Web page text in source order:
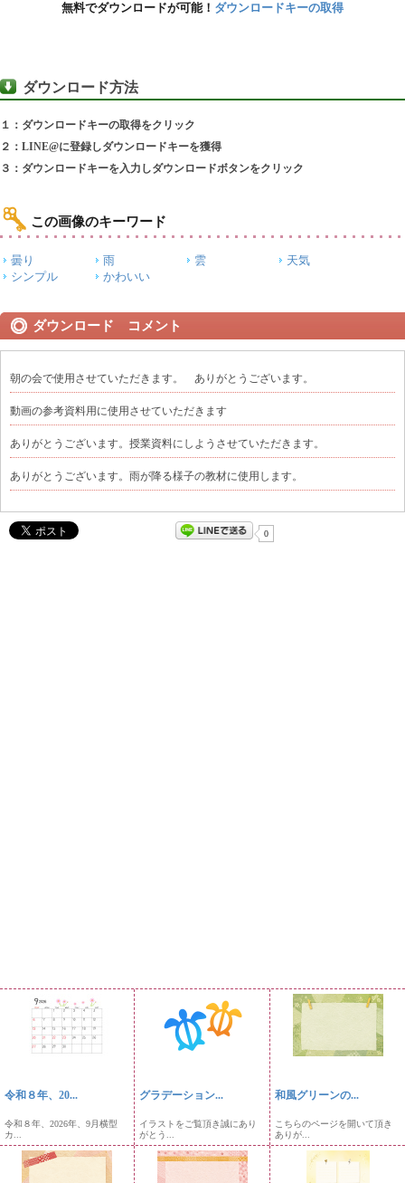
無料でダウンロードが可能！ ダウンロードキーの取得
ダウンロード方法
１：ダウンロードキーの取得をクリック
２：LINE@に登録しダウンロードキーを獲得
３：ダウンロードキーを入力しダウンロードボタンをクリック
この画像のキーワード
曇り 雨 雲
天気
シンプル
かわいい
ダウンロード コメント
朝の会で使用させていただきます。 ありがとうございます。
動画の参考資料用に使用させていただきます
ありがとうございます。授業資料にしようさせていただきます。
ありがとうございます。雨が降る様子の教材に使用します。
0
令和８年、20...
令和８年、2026年、9月横型
カ...
グラデーション...
イラストをご覧頂き誠にあり
がとう...
和風グリーンの...
こちらのページを開いて頂き
ありが...